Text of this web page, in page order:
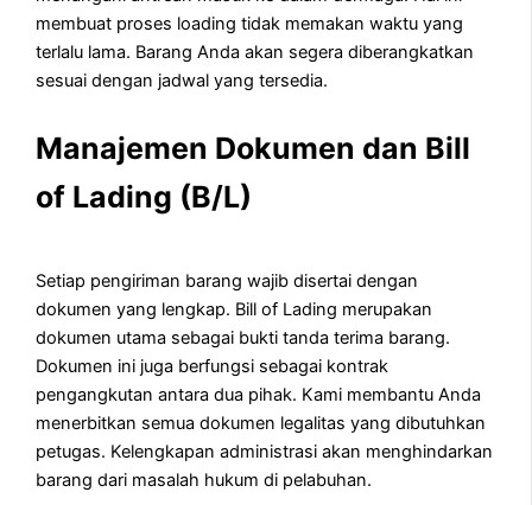
membuat proses loading tidak memakan waktu yang
terlalu lama. Barang Anda akan segera diberangkatkan
sesuai dengan jadwal yang tersedia.
Manajemen Dokumen dan Bill
of Lading (B/L)
Setiap pengiriman barang wajib disertai dengan
dokumen yang lengkap. Bill of Lading merupakan
dokumen utama sebagai bukti tanda terima barang.
Dokumen ini juga berfungsi sebagai kontrak
pengangkutan antara dua pihak. Kami membantu Anda
menerbitkan semua dokumen legalitas yang dibutuhkan
petugas. Kelengkapan administrasi akan menghindarkan
barang dari masalah hukum di pelabuhan.